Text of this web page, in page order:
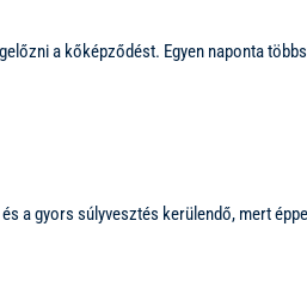
a kőképződést. Egyen naponta
a gyors súlyvesztés kerülendő, mert